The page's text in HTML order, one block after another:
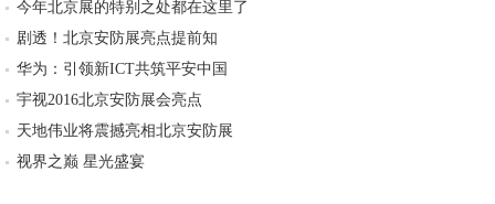
今年北京展的特别之处都在这里了
剧透！北京安防展亮点提前知
华为：引领新ICT共筑平安中国
宇视2016北京安防展会亮点
天地伟业将震撼亮相北京安防展
视界之巅 星光盛宴